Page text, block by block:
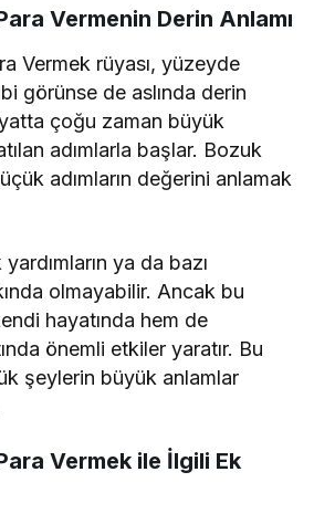
Vermenin Derin Anlamı
Vermek rüyası, yüzeyde
görünse de aslında derin
çoğu zaman büyük
adımlarla başlar. Bozuk
adımların değerini anlamak
ya da bazı
olmayabilir. Ancak bu
hayatında hem de
önemli etkiler yaratır. Bu
şeylerin büyük anlamlar
Vermek ile İlgili Ek